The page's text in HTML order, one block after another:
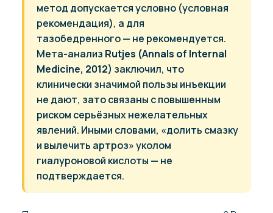
метод допускается условно (условная
рекомендация), а для
тазобедренного — не рекомендуется.
Мета-анализ Rutjes (Annals of Internal
Medicine, 2012) заключил, что
клинически значимой пользы инъекции
не дают, зато связаны с повышенным
риском серьёзных нежелательных
явлений. Иными словами, «долить смазку
и вылечить артроз» уколом
гиалуроновой кислоты — не
подтверждается.